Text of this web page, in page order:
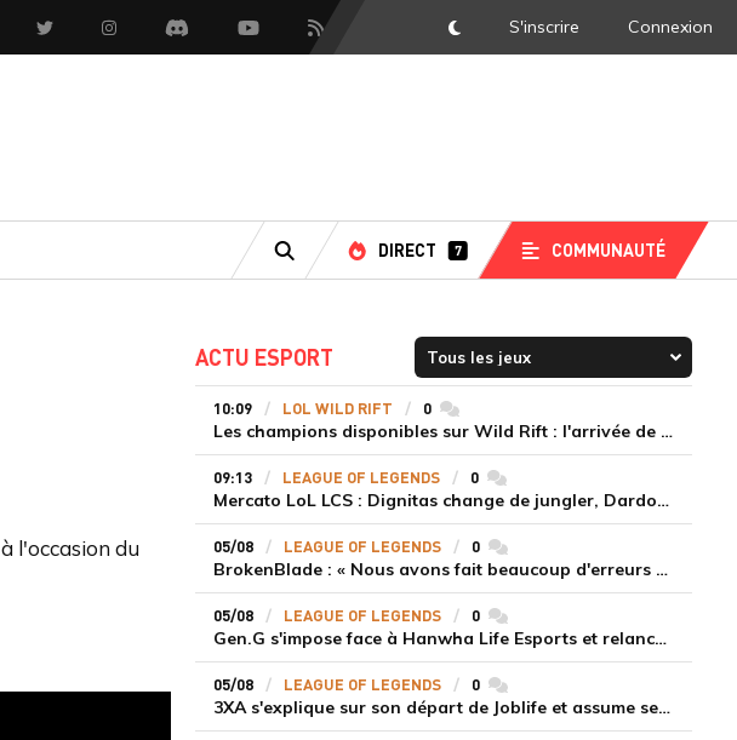
Twitter InstagramDiscord YoutubeFlux RSS DarkMode
S'inscrire Connexion
RECHERCHE
DIRECT 7 COMMUNAUTÉ
l'occasion du
ACTU ESPORT
10:09 LOL WILD RIFT 0commentaires
Les champions disponibles sur Wild Rift : l'arrivée de Cho'Gath
09:13 LEAGUE OF LEGENDS 0commentaires
Mercato LoL LCS : Dignitas change de jungler, Dardoch fait son retour en LCS, eXyu annonce sa retraite
05/08 LEAGUE OF LEGENDS 0commentaires
BrokenBlade : « Nous avons fait beaucoup d'erreurs bêtes, mais une victoire reste une victoire et c'est une chose dont on peut se réjouir »
05/08 LEAGUE OF LEGENDS 0commentaires
Gen.G s'impose face à Hanwha Life Esports et relance sa dynamique en LCK
05/08 LEAGUE OF LEGENDS 0commentaires
3XA s'explique sur son départ de Joblife et assume ses torts